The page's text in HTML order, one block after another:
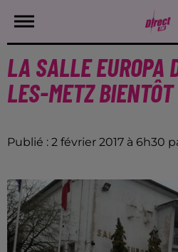
LA SALLE EUROPA
LES-METZ
Publié : 2 février 2017 à 6h30